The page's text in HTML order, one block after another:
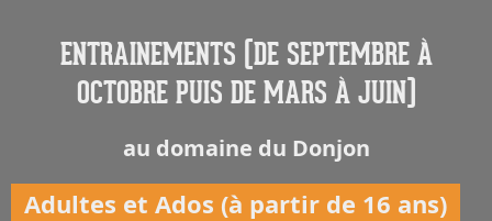
ENTRAINEMENTS (DE SEPTEMBRE À
OCTOBRE PUIS DE MARS À JUIN)
au domaine du Donjon
Adultes et Ados (à partir de 16 ans)